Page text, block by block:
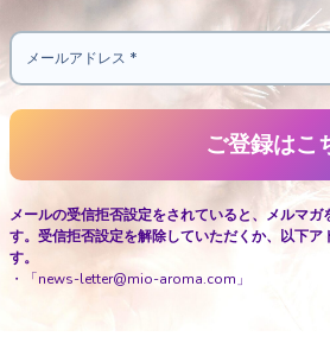
メールの受信拒否設定をされていると、メルマガ
す。受信拒否設定を解除していただくか、以下ア
す。
・「news-letter@mio-aroma.com」